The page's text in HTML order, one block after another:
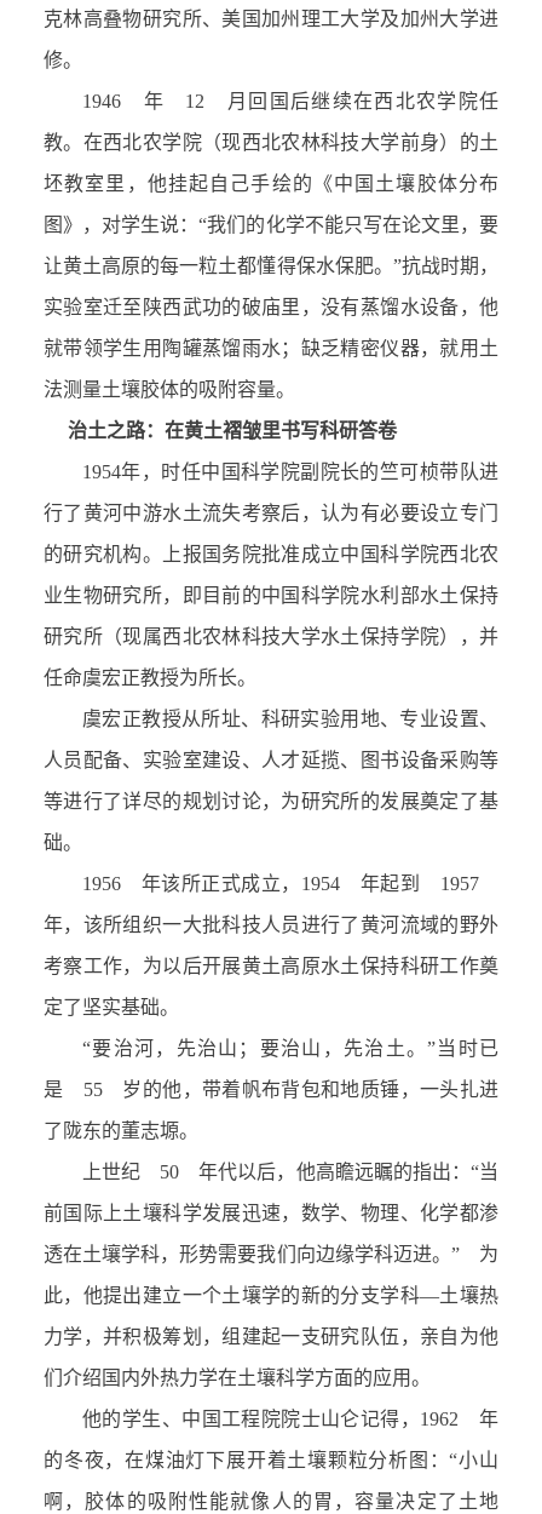
克林高叠物研究所、美国加州理工大学及加州大学进
修。
1946 年 12 月回国后继续在西北农学院任
教。在西北农学院（现西北农林科技大学前身）的土
坯教室里，他挂起自己手绘的《中国土壤胶体分布
图》，对学生说：“我们的化学不能只写在论文里，要
让黄土高原的每一粒土都懂得保水保肥。”抗战时期，
实验室迁至陕西武功的破庙里，没有蒸馏水设备，他
就带领学生用陶罐蒸馏雨水；缺乏精密仪器，就用土
法测量土壤胶体的吸附容量。
治土之路：在黄土褶皱里书写科研答卷
1954年，时任中国科学院副院长的竺可桢带队进
行了黄河中游水土流失考察后，认为有必要设立专门
的研究机构。上报国务院批准成立中国科学院西北农
业生物研究所，即目前的中国科学院水利部水土保持
研究所（现属西北农林科技大学水土保持学院），并
任命虞宏正教授为所长。
虞宏正教授从所址、科研实验用地、专业设置、
人员配备、实验室建设、人才延揽、图书设备采购等
等进行了详尽的规划讨论，为研究所的发展奠定了基
础。
1956 年该所正式成立，1954 年起到 1957
年，该所组织一大批科技人员进行了黄河流域的野外
考察工作，为以后开展黄土高原水土保持科研工作奠
定了坚实基础。
“要治河，先治山；要治山，先治土。”当时已
是 55 岁的他，带着帆布背包和地质锤，一头扎进
了陇东的董志塬。
上世纪 50 年代以后，他高瞻远瞩的指出：“当
前国际上土壤科学发展迅速，数学、物理、化学都渗
透在土壤学科，形势需要我们向边缘学科迈进。” 为
此，他提出建立一个土壤学的新的分支学科—土壤热
力学，并积极筹划，组建起一支研究队伍，亲自为他
们介绍国内外热力学在土壤科学方面的应用。
他的学生、中国工程院院士山仑记得，1962 年
的冬夜，在煤油灯下展开着土壤颗粒分析图：“小山
啊，胶体的吸附性能就像人的胃，容量决定了土地